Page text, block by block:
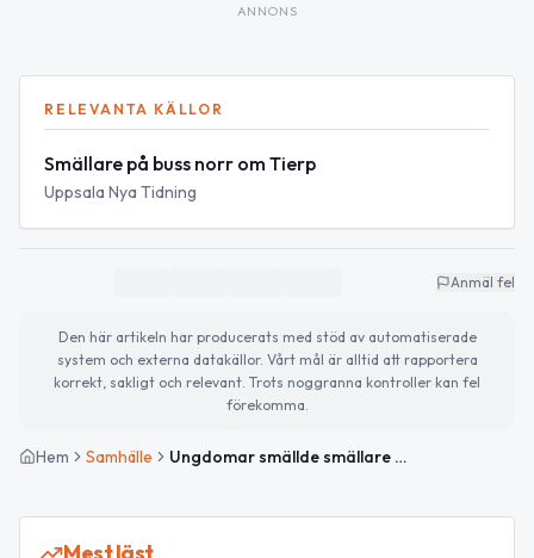
ANNONS
RELEVANTA KÄLLOR
Smällare på buss norr om Tierp
Uppsala Nya Tidning
Anmäl fel
Den här artikeln har producerats med stöd av automatiserade
system och externa datakällor. Vårt mål är alltid att rapportera
korrekt, sakligt och relevant. Trots noggranna kontroller kan fel
förekomma.
Hem Samhälle Ungdomar smällde smällare på buss norr om Tierp – ingen skadad
Mest läst